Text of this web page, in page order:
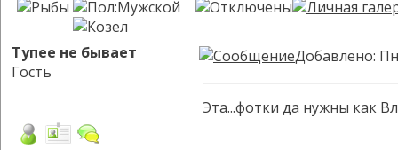
Тупее не бывает
Гость
Добавлено:
Эта...фотки да нужны как